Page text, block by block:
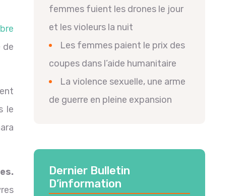
de
le
femmes fuient les drones le jour
et les violeurs la nuit
Les femmes paient le prix des
coupes dans l’aide humanitaire
La violence sexuelle, une arme
de guerre en pleine expansion
Dernier Bulletin
D’information